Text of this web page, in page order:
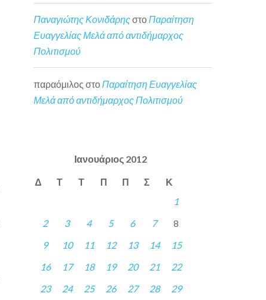
Παναγιώτης ΚονιδάρηςστοΠαραίτηση
Ευαγγελίας Μελά από αντιδήμαρχος
Πολιτισμού
παραόμιλος στο Παραίτηση Ευαγγελίας
Μελά από αντιδήμαρχος Πολιτισμού
Ιανουάριος 2012
Δ Τ Τ Π Π Σ Κ
1
2
3 4 5 6 7
8
9
10 11 12 13 14
15
16
17 18 19 20 21
22
23
24 25 26 27 28
29